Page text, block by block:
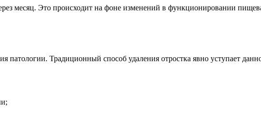
месяц. Это происходит на фоне изменений в функционировании
патологии. Традиционный способ удаления отростка явно уступает